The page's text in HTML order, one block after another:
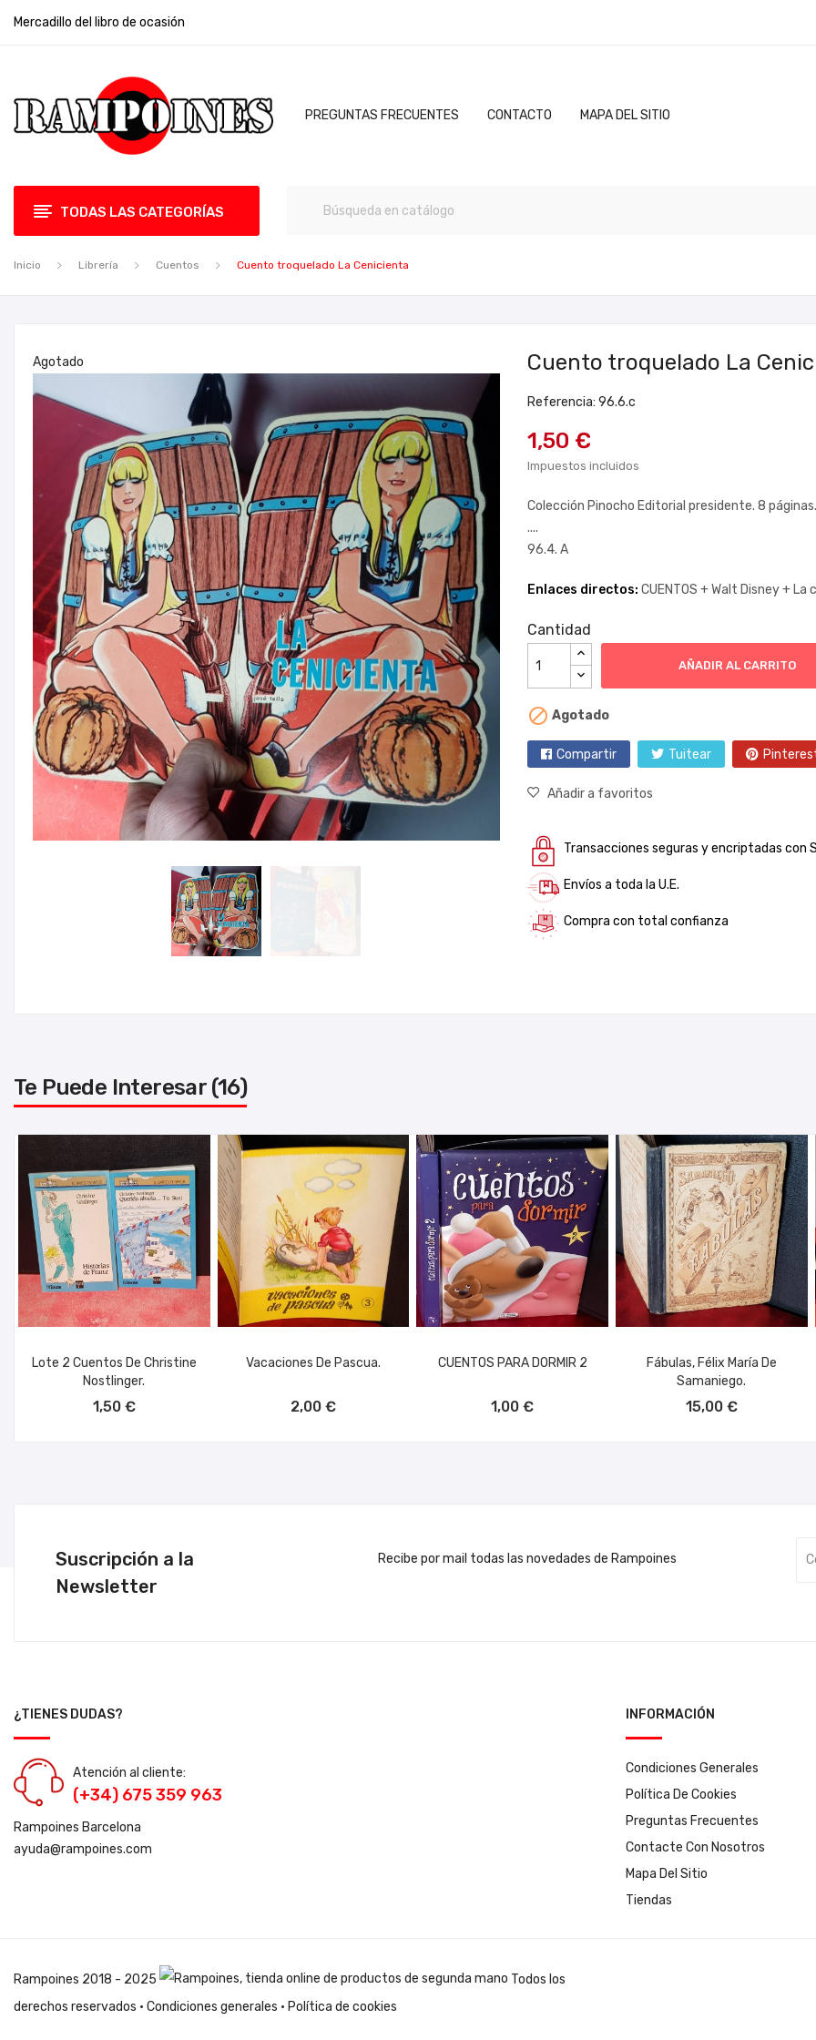
Mercadillo del libro de ocasión
PREGUNTAS FRECUENTES CONTACTO MAPA DEL SITIO
TODAS LAS CATEGORÍAS
Inicio Librería Cuentos Cuento troquelado La Cenicienta
Agotado Cuento troquelado La
Referencia: 96.6.c
1,50 €
Impuestos incluidos
Colección Pinocho Editorial presidente. 8
....
96.4. A
Enlaces directos: CUENTOS +Walt Disney + La
Cantidad
AÑADIR AL CARRITO
 Agotado
Compartir Tuitear
Añadir a favoritos
Transacciones seguras y encriptadas con
Envíos a toda la U.E.
Compra con total confianza
Te Puede Interesar (16)
Lote 2 Cuentos De Christine
Nostlinger.
1,50 €
AÑADIR AL CARRITO
Vacaciones De Pascua.
2,00 €
CUENTOS PARA DORMIR 2
1,00 €
Fábulas, Félix María De
Samaniego.
15,00 €
AÑADIR AL CARRITO
Suscripción a la
Newsletter
Recibe por mail todas las novedades de Rampoines
¿TIENES DUDAS?
Atención al cliente:
(+34) 675 359 963
Rampoines Barcelona
ayuda@rampoines.com
INFORMACIÓN
Condiciones Generales
Política De Cookies
Preguntas Frecuentes
Contacte Con Nosotros
Mapa Del Sitio
Tiendas
Rampoines 2018 - 2025
Todos los
derechos reservados · Condiciones generales · Política de cookies